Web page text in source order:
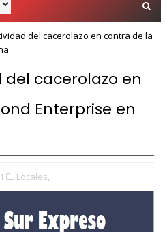
del cacerolazo en contra de la
del cacerolazo en
Enterprise en
Locales,